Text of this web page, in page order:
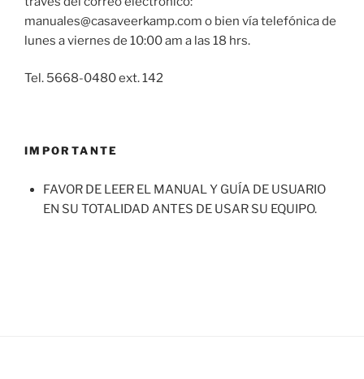
manuales@casaveerkamp.com o bien vía telefónica de
lunes a viernes de 10:00 am a las 18 hrs.
Tel. 5668-0480 ext. 142
IMPORTANTE
FAVOR DE LEER EL MANUAL Y GUÍA DE USUARIO
EN SU TOTALIDAD ANTES DE USAR SU EQUIPO.